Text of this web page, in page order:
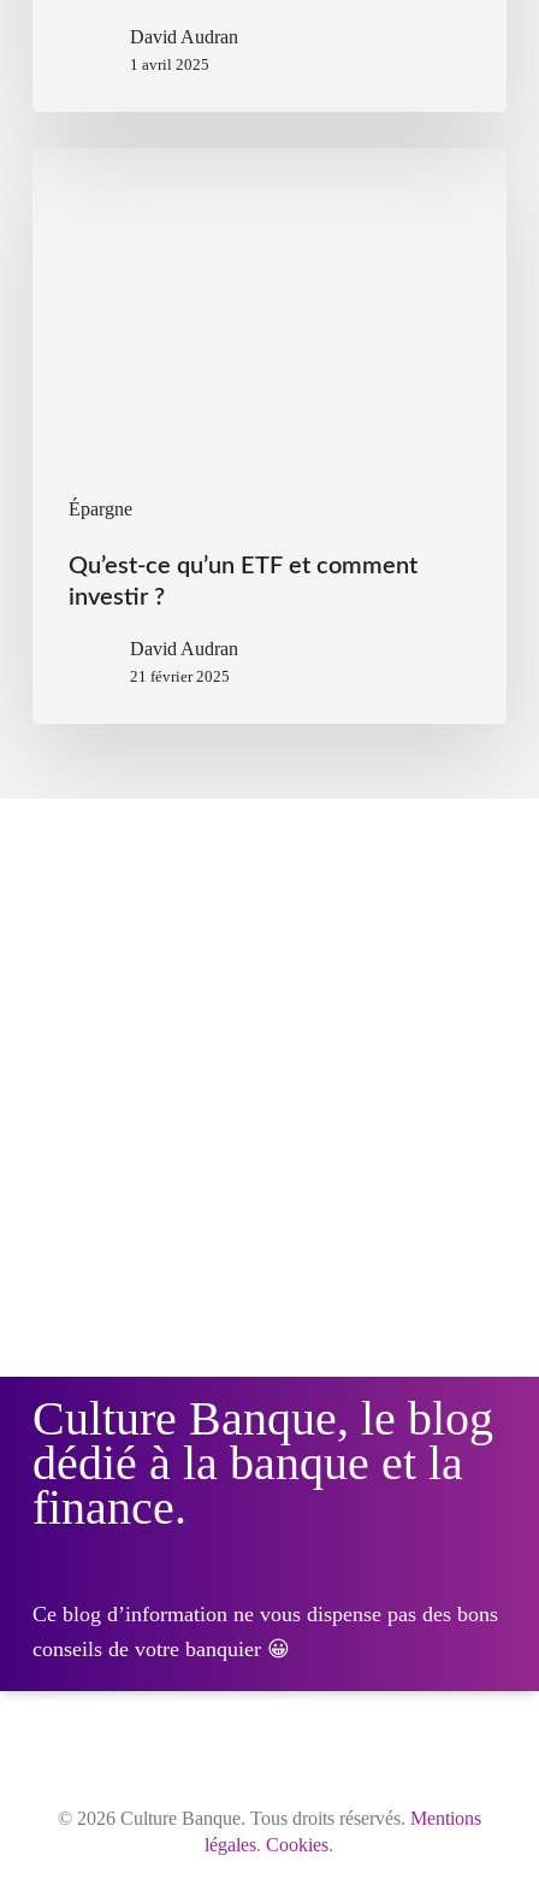
David Audran
1 avril 2025
Épargne
Qu’est-ce qu’un ETF et comment
investir ?
David Audran
21 février 2025
Culture Banque, le blog
dédié à la banque et la
finance.
Ce blog d’information ne vous dispense pas des bons
conseils de votre banquier 😀
© 2026 Culture Banque. Tous droits réservés. Mentions
légales.Cookies.